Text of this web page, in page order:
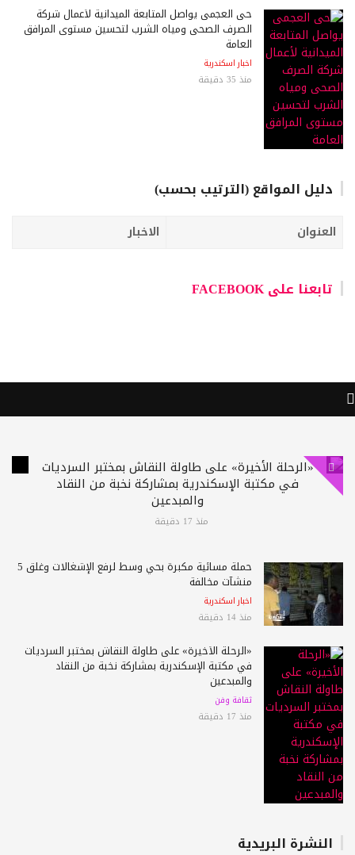
حى العجمى يواصل المتابعة الميدانية لأعمال شركة
الصرف الصحى ومياه الشرب لتحسين مستوى المرافق
العامة
اخبار اسكندرية
منذ 35 دقيقة
دليل المواقع (الترتيب بحسب)
العنوان الاخبار
تابعنا على FACEBOOK
«الرحلة الأخيرة» على طاولة النقاش بمختبر السرديات
في مكتبة الإسكندرية بمشاركة نخبة من النقاد
والمبدعين
منذ 17 دقيقة
حملة مسائية مكبرة بحي وسط لرفع الإشغالات وغلق 5
منشآت مخالفة
اخبار اسكندرية
منذ 14 دقيقة
«الرحلة الأخيرة» على طاولة النقاش بمختبر السرديات
في مكتبة الإسكندرية بمشاركة نخبة من النقاد
والمبدعين
ثقافة وفن
منذ 17 دقيقة
النشرة البريدية